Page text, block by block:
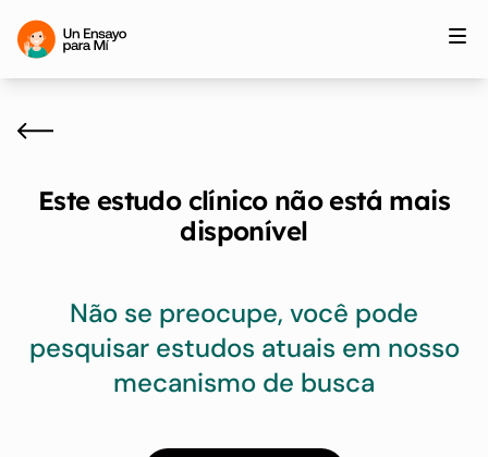
Este estudo clínico não está mais
disponível
Não se preocupe, você pode
pesquisar estudos atuais em nosso
mecanismo de busca